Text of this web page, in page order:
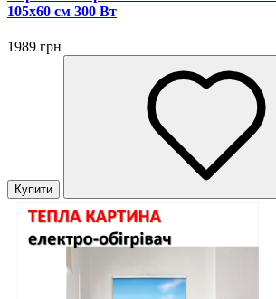
105x60 см 300 Вт
1989 грн
Купити